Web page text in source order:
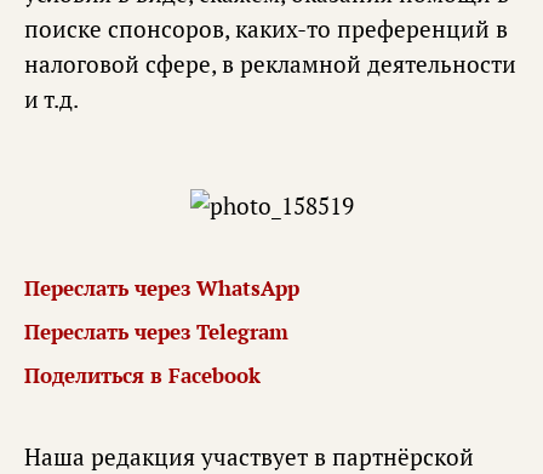
поиске спонсоров, каких-то преференций в
налоговой сфере, в рекламной деятельности
и т.д.
Переслать через WhatsApp
Переслать через Telegram
Поделиться в Facebook
Наша редакция участвует в партнёрской